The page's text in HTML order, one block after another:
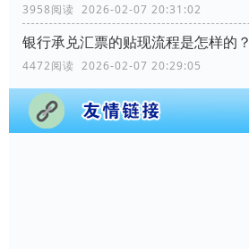
3958阅读 2026-02-07 20:31:02
银行承兑汇票的贴现流程是怎样的？
4472阅读 2026-02-07 20:29:05